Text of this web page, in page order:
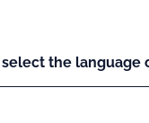
select the